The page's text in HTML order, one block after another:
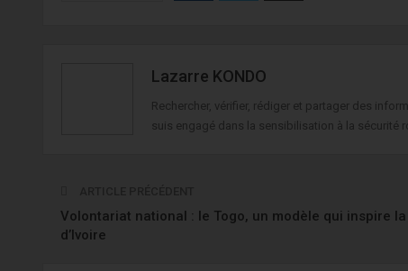
Lazarre KONDO
Rechercher, vérifier, rédiger et partager des
suis engagé dans la sensibilisation à la sécurité
Volontariat national : le Togo, un modèle qui inspire la
d’Ivoire